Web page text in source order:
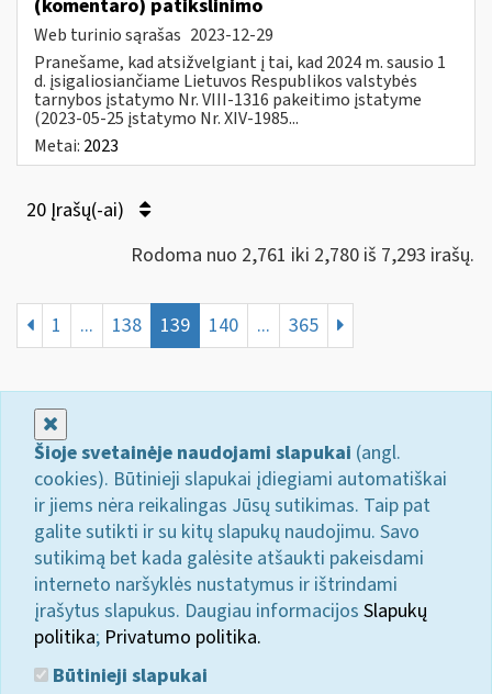
(komentaro) patikslinimo
Web turinio sąrašas 2023-12-29
Pranešame, kad atsižvelgiant į tai, kad 2024 m. sausio 1
d. įsigaliosiančiame Lietuvos Respublikos valstybės
tarnybos įstatymo Nr. VIII-1316 pakeitimo įstatyme
(2023-05-25 įstatymo Nr. XIV-1985...
Metai: 2023
20 Įrašų(-ai)
Rodoma nuo 2,761 iki 2,780 iš 7,293 irašų.
1 ... 138 139 140 ... 365
Šioje svetainėje naudojami slapukai (angl.
cookies). Būtinieji slapukai įdiegiami automatiškai
ir jiems nėra reikalingas Jūsų sutikimas. Taip pat
galite sutikti ir su kitų slapukų naudojimu. Savo
sutikimą bet kada galėsite atšaukti pakeisdami
interneto naršyklės nustatymus ir ištrindami
įrašytus slapukus. Daugiau informacijos Slapukų
politika; Privatumo politika.
Būtinieji slapukai